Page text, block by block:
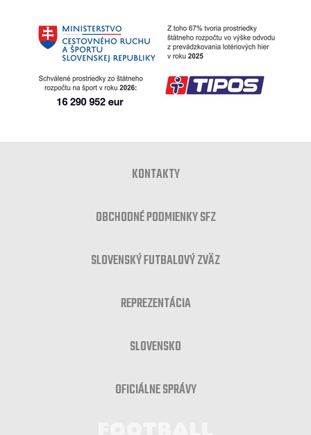
KONTAKTY
OBCHODNÉ PODMIENKY SFZ
SLOVENSKÝ FUTBALOVÝ ZVÄZ
REPREZENTÁCIA
SLOVENSKO
OFICIÁLNE SPRÁVY